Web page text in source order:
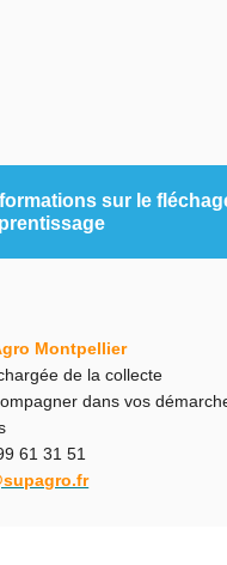
sur le
Montpellier
de la collecte
dans vos
61 31 51